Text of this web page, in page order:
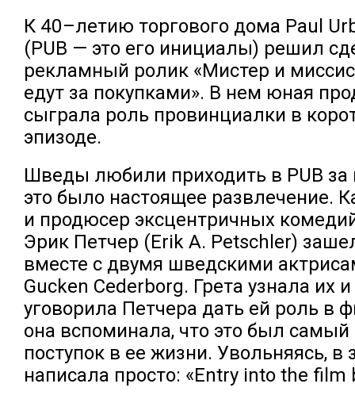
К 40–летию торгового дома Paul
(PUB — это его инициалы) решил
рекламный ролик «Мистер и
едут за покупками». В нем юная
сыграла роль провинциалки в
эпизоде.
Шведы любили приходить в PUB за
это было настоящее развлечение.
и продюсер эксцентричных
Эрик Петчер (Erik A. Petschler)
вместе с двумя шведскими
Gucken Cederborg. Грета узнала их
уговорила Петчера дать ей роль в
она вспоминала, что это был
поступок в ее жизни. Увольняясь, в
написала просто: «Entry into the film